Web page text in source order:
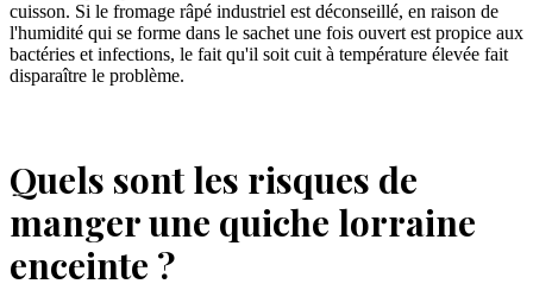
cuisson. Si le fromage râpé industriel est déconseillé, en raison de
l'humidité qui se forme dans le sachet une fois ouvert est propice aux
bactéries et infections, le fait qu'il soit cuit à température élevée fait
disparaître le problème.
Quels sont les risques de
manger une quiche lorraine
enceinte ?